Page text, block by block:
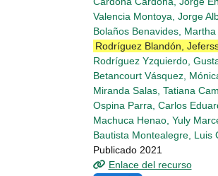
Valencia Montoya, Jorge
Bolaños Benavides,
Rodríguez Blandón,
Rodríguez Yzquierdo,
Betancourt Vásquez,
Miranda Salas, Tatiana
Ospina Parra, Carlos
Machuca Henao, Yuly
Bautista Montealegre, Luis
Publicado 2021
Enlace del recurso